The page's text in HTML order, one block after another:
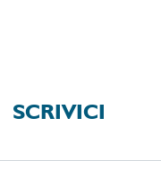
SCRIVICI